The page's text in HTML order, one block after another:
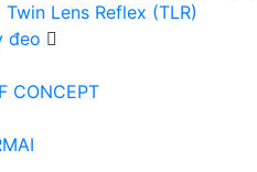
Lens Reflex (TLR)
đeo
CONCEPT